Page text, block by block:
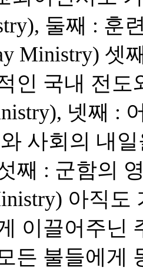
둘째 : 훈
Ministry) 셋
인 국내 전
넷째 :
사회의 내
째 : 군함의
아직
이끌어주닌
든 불들에게